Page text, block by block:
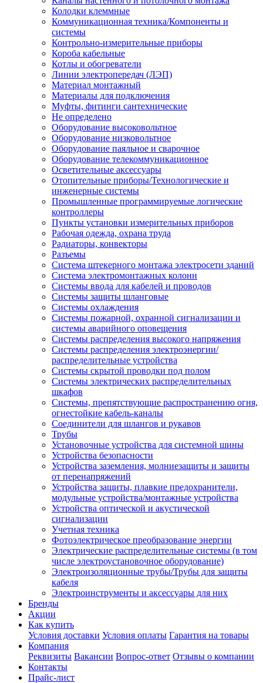
Колодки клеммные
Коммуникационная техника/Компоненты и
системы
Контрольно-измерительные приборы
Короба кабельные
Котлы и обогреватели
Линии электропередач (ЛЭП)
Материал монтажный
Материалы для подключения
Муфты, фитинги сантехнические
Не определено
Оборудование высоковольтное
Оборудование низковольтное
Оборудование паяльное и сварочное
Оборудование телекоммуникационное
Осветительные аксессуары
Отопительные приборы/Технологические и
инженерные системы
Промышленные программируемые логические
контроллеры
Пункты установки измерительных приборов
Рабочая одежда, охрана труда
Радиаторы, конвекторы
Разъемы
Система штекерного монтажа электросети зданий
Система электромонтажных колонн
Системы ввода для кабелей и проводов
Системы защиты шланговые
Системы охлаждения
Системы пожарной, охранной сигнализации и
системы аварийного оповещения
Системы распределения высокого напряжения
Системы распределения электроэнергии/
распределительные устройства
Системы скрытой проводки под полом
Системы электрических распределительных
шкафов
Системы, препятствующие распространению огня,
огнестойкие кабель-каналы
Соединители для шлангов и рукавов
Трубы
Установочные устройства для системной шины
Устройства безопасности
Устройства заземления, молниезащиты и защиты
от перенапряжений
Устройства защиты, плавкие предохранители,
модульные устройства/монтажные устройства
Устройства оптической и акустической
сигнализации
Учетная техника
Фотоэлектрическое преобразование энергии
Электрические распределительные системы (в том
числе электроустановочное оборудование)
Электроизоляционные трубы/Трубы для защиты
кабеля
Электроинструменты и аксессуары для них
Бренды
Акции
Как купить
Условия доставки Условия оплаты Гарантия на товары
Компания
Реквизиты Вакансии Вопрос-ответ Отзывы о компании
Контакты
Прайс-лист